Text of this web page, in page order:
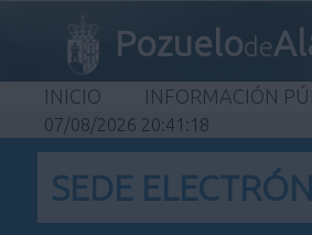
Pozuelode
INICIO INFORMACIÓN
07/08/2026 20:41:18
SEDE